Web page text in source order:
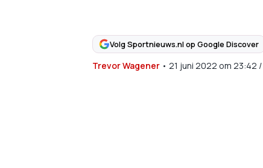
Volg Sportnieuws.nl op Google Discover
Trevor Wagener• 21 juni 2022 om 23:42 /